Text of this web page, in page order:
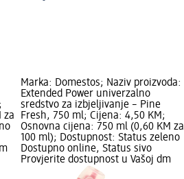
za
Marka: Domestos; Naziv proizvoda:
Extended Power univerzalno
sredstvo za izbjeljivanje – Pine
Fresh, 750 ml; Cijena: 4,50 KM;
Osnovna cijena: 750 ml (0,60 KM za
100 ml); Dostupnost: Status zeleno
Dostupno online, Status sivo
Provjerite dostupnost u Vašoj dm